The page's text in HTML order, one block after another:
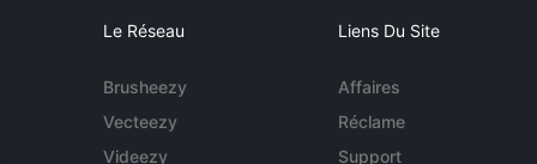
Le Réseau
Brusheezy
Vecteezy
Videezy
Liens Du Site
Affaires
Réclame
Support